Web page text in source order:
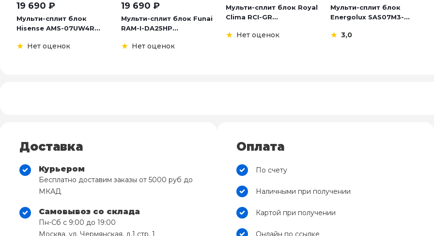
19 690 ₽
Мульти-сплит блок
Hisense AMS-07UW4R...
Нет оценок
19 690 ₽
Мульти-сплит блок Funai
RAM-I-DA25HP...
Нет оценок
Мульти-сплит блок Royal
Clima RCI-GR...
Нет оценок
Мульти-сплит блок
Energolux SAS07M3-...
3,0
Доставка
Курьером
Бесплатно доставим заказы от 5000 руб до
МКАД
Самовывоз со склада
Пн-Сб с 9:00 до 19:00
Москва, ул. Чермянская, д.1 стр. 1
Оплата
По счету
Наличными при получении
Картой при получении
Онлайн по ссылке